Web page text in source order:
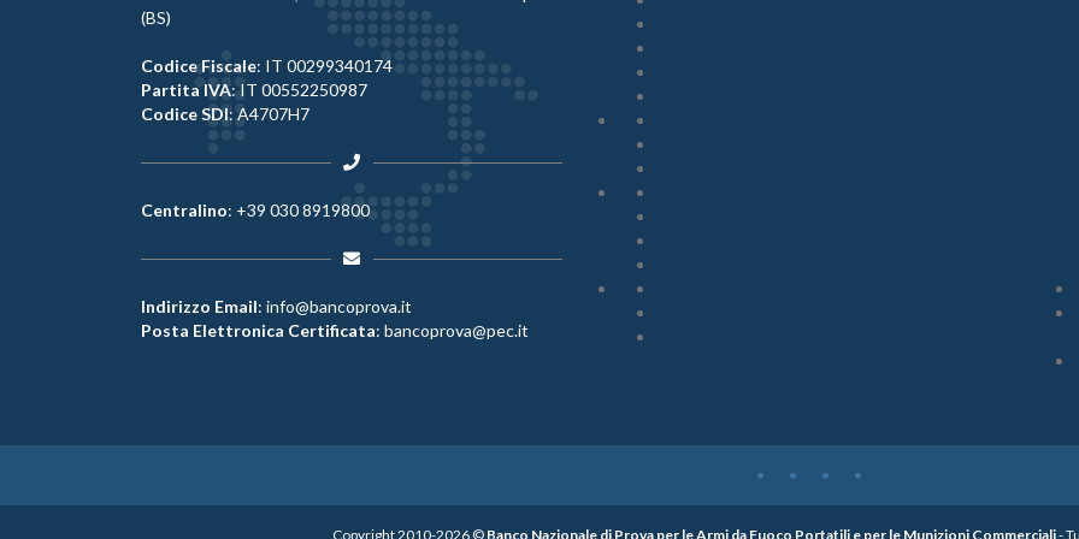
(BS)
Codice Fiscale: IT 00299340174
Partita IVA: IT 00552250987
Codice SDI: A4707H7
Centralino: +39 030 8919800
Indirizzo Email: info@bancoprova.it
Posta Elettronica Certificata: bancoprova@pec.it
Copyright 2010-2026 © Banco Nazionale di Prova per le Armi da Fuoco Portatili e per le Munizioni Commerciali-